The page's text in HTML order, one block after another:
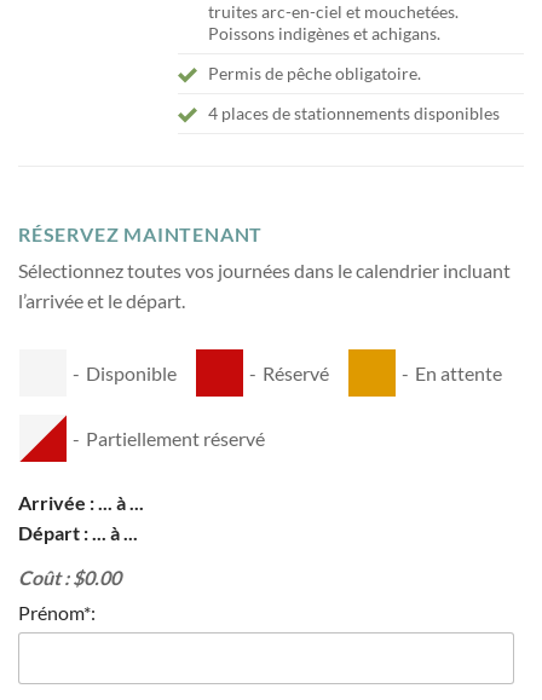
truites arc-en-ciel et mouchetées.
Poissons indigènes et achigans.
Permis de pêche obligatoire.
4 places de stationnements disponibles
RÉSERVEZ MAINTENANT
Sélectionnez toutes vos journées dans le calendrier incluant
l’arrivée et le départ.
- Disponible - Réservé - En attente
- Partiellement réservé
Arrivée :... à...
Départ :... à...
Coût :$0.00
Prénom*: